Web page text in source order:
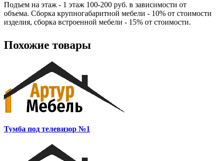
Подъем на этаж - 1 этаж 100-200 руб. в зависимости от
объема. Сборка крупногабаритной мебели - 10% от стоимости
изделия, сборка встроенной мебели - 15% от стоимости.
Похожие товары
Тумба под телевизор №1